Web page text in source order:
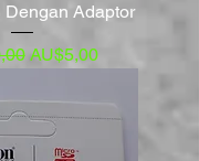
Dengan Adaptor
Harga Promosi
AU$5,00